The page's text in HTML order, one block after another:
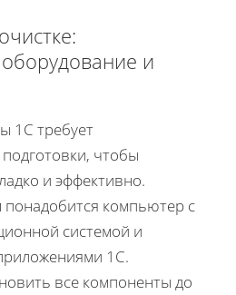
и
1С требует
чтобы
и эффективно.
понадобится компьютер с
системой и
1С.
все компоненты до